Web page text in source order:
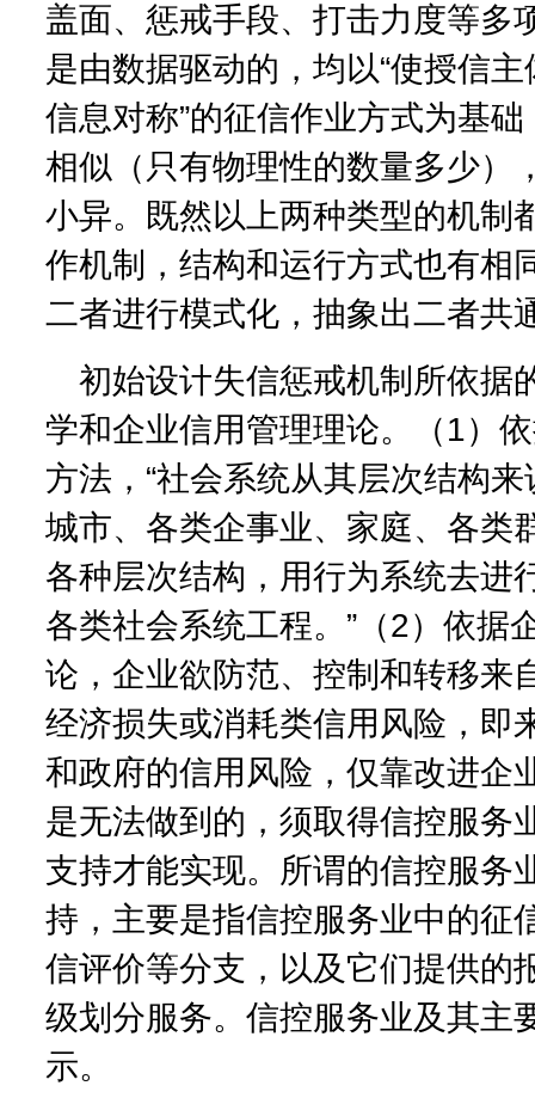
盖面、惩戒手段、打击力度等多
是由数据驱动的，均以“使授信
信息对称”的征信作业方式为基
相似（只有物理性的数量多少）
小异。既然以上两种类型的机制
作机制，结构和运行方式也有相
二者进行模式化，抽象出二者共
初始设计失信惩戒机制所依据
学和企业信用管理理论。（1）
方法，“社会系统从其层次结构
城市、各类企事业、家庭、各类
各种层次结构，用行为系统去进
各类社会系统工程。”（2）依据
论，企业欲防范、控制和转移来
经济损失或消耗类信用风险，即
和政府的信用风险，仅靠改进企
是无法做到的，须取得信控服务
支持才能实现。所谓的信控服务
持，主要是指信控服务业中的征
信评价等分支，以及它们提供的
级划分服务。信控服务业及其主
示。